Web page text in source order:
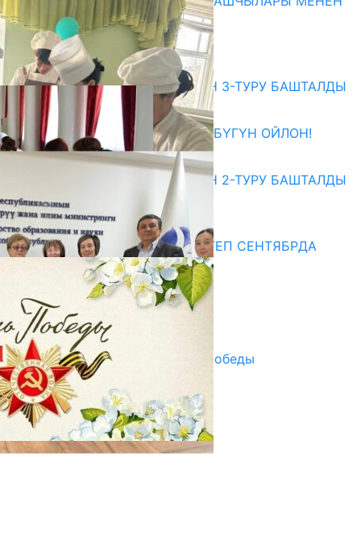
ЖОЛУГУШТУ
07.08.2026
Абитуриент
ЖОЖДОРГО КАБЫЛ АЛУУНУН 3-ТУРУ БАШТАЛДЫ
27.07.2026
ӨЗҮҢДҮН КЕЛЕЧЕГИҢ ҮЧҮН БҮГҮН ОЙЛОН!
20.07.2026
ЖОЖДОРГО КАБЫЛ АЛУУНУН 2-ТУРУ БАШТАЛДЫ
20.07.2026
Медиа
СУЗАКТА 750 ОРУНДУУ МЕКТЕП СЕНТЯБРДА
ПАЙДАЛАНУУГА БЕРИЛЕТ
07.08.2025
Улуу Жеңиштин жандуу сөзү
29.04.2025
Награды в преддверии Дня Победы
29.04.2025